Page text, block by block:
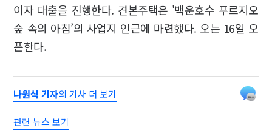
이자 대출을 진행한다. 견본주택은 '백운호수 푸르지오
숲 속의 아침’의 사업지 인근에 마련했다. 오는 16일 오
픈한다.
나원식 기자의 기사 더 보기
관련 뉴스 보기